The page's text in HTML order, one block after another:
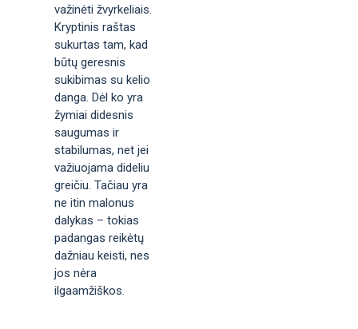
važinėti žvyrkeliais.
Kryptinis raštas
sukurtas tam, kad
būtų geresnis
sukibimas su kelio
danga. Dėl ko yra
žymiai didesnis
saugumas ir
stabilumas, net jei
važiuojama dideliu
greičiu. Tačiau yra
ne itin malonus
dalykas – tokias
padangas reikėtų
dažniau keisti, nes
jos nėra
ilgaamžiškos.